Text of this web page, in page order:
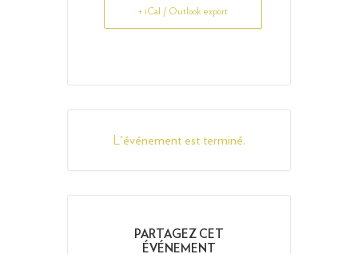
+ iCal / Outlook export
L'événement est terminé.
PARTAGEZ CET
ÉVÉNEMENT